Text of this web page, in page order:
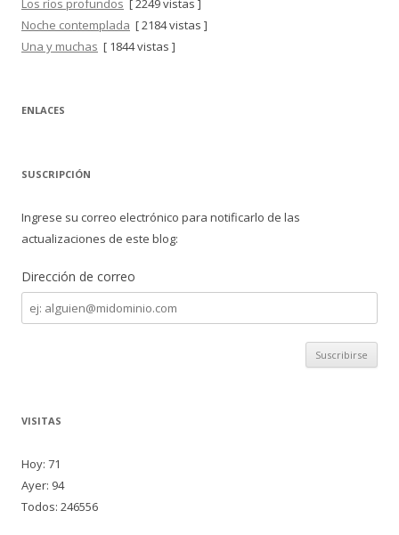
Los ríos profundos [ 2249 vistas ]
Noche contemplada [ 2184 vistas ]
Una y muchas [ 1844 vistas ]
ENLACES
SUSCRIPCIÓN
Ingrese su correo electrónico para notificarlo de las
actualizaciones de este blog:
Dirección de correo
Dirección
de
correo
VISITAS
Hoy: 71
Ayer: 94
Todos: 246556